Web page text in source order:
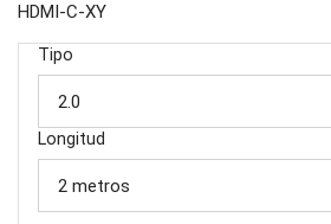
HDMI-C-XY
Tipo
Longitud